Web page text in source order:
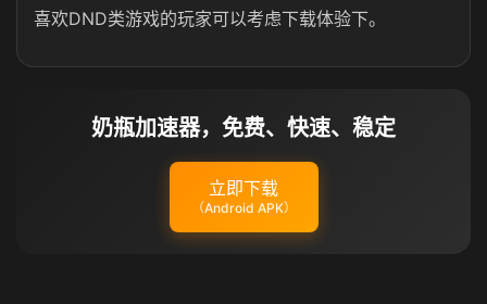
喜欢DND类游戏的玩家可以考虑下载体验下。
奶瓶加速器，免费、快速、稳定
立即下载
（Android APK）